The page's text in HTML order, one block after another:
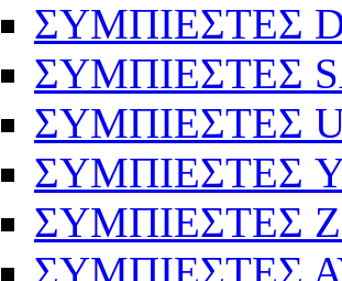
ΣΥΜΠΙΕΣΤΕΣ
ΣΥΜΠΙΕΣΤΕΣ
ΣΥΜΠΙΕΣΤΕΣ
ΣΥΜΠΙΕΣΤΕΣ
ΣΥΜΠΙΕΣΤΕΣ